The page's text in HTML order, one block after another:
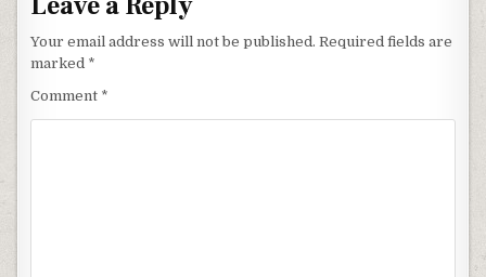
Your email address will not be published. Required fields are
marked *
Comment *